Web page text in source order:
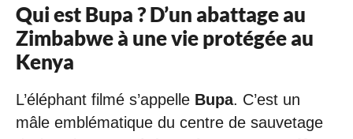
Qui est Bupa ? D’un abattage au
Zimbabwe à une vie protégée au
Kenya
L’éléphant filmé s’appelle Bupa. C’est un
mâle emblématique du centre de sauvetage